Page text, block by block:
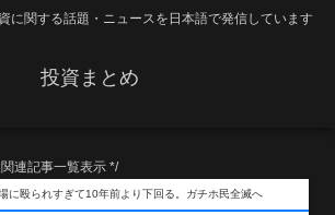
に関する話題・ニュースを日本語で発信しています
投資まとめ
連記事一覧表示 */
に殴られすぎて10年前より下回る。ガチホ民全滅へ